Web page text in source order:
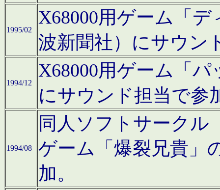
1995/02
X68000用ゲーム「
波新聞社）にサウン
1994/12
X68000用ゲーム「
にサウンド担当で参
1994/08
同人ソフトサークル
ゲーム「爆裂兄貴」
加。